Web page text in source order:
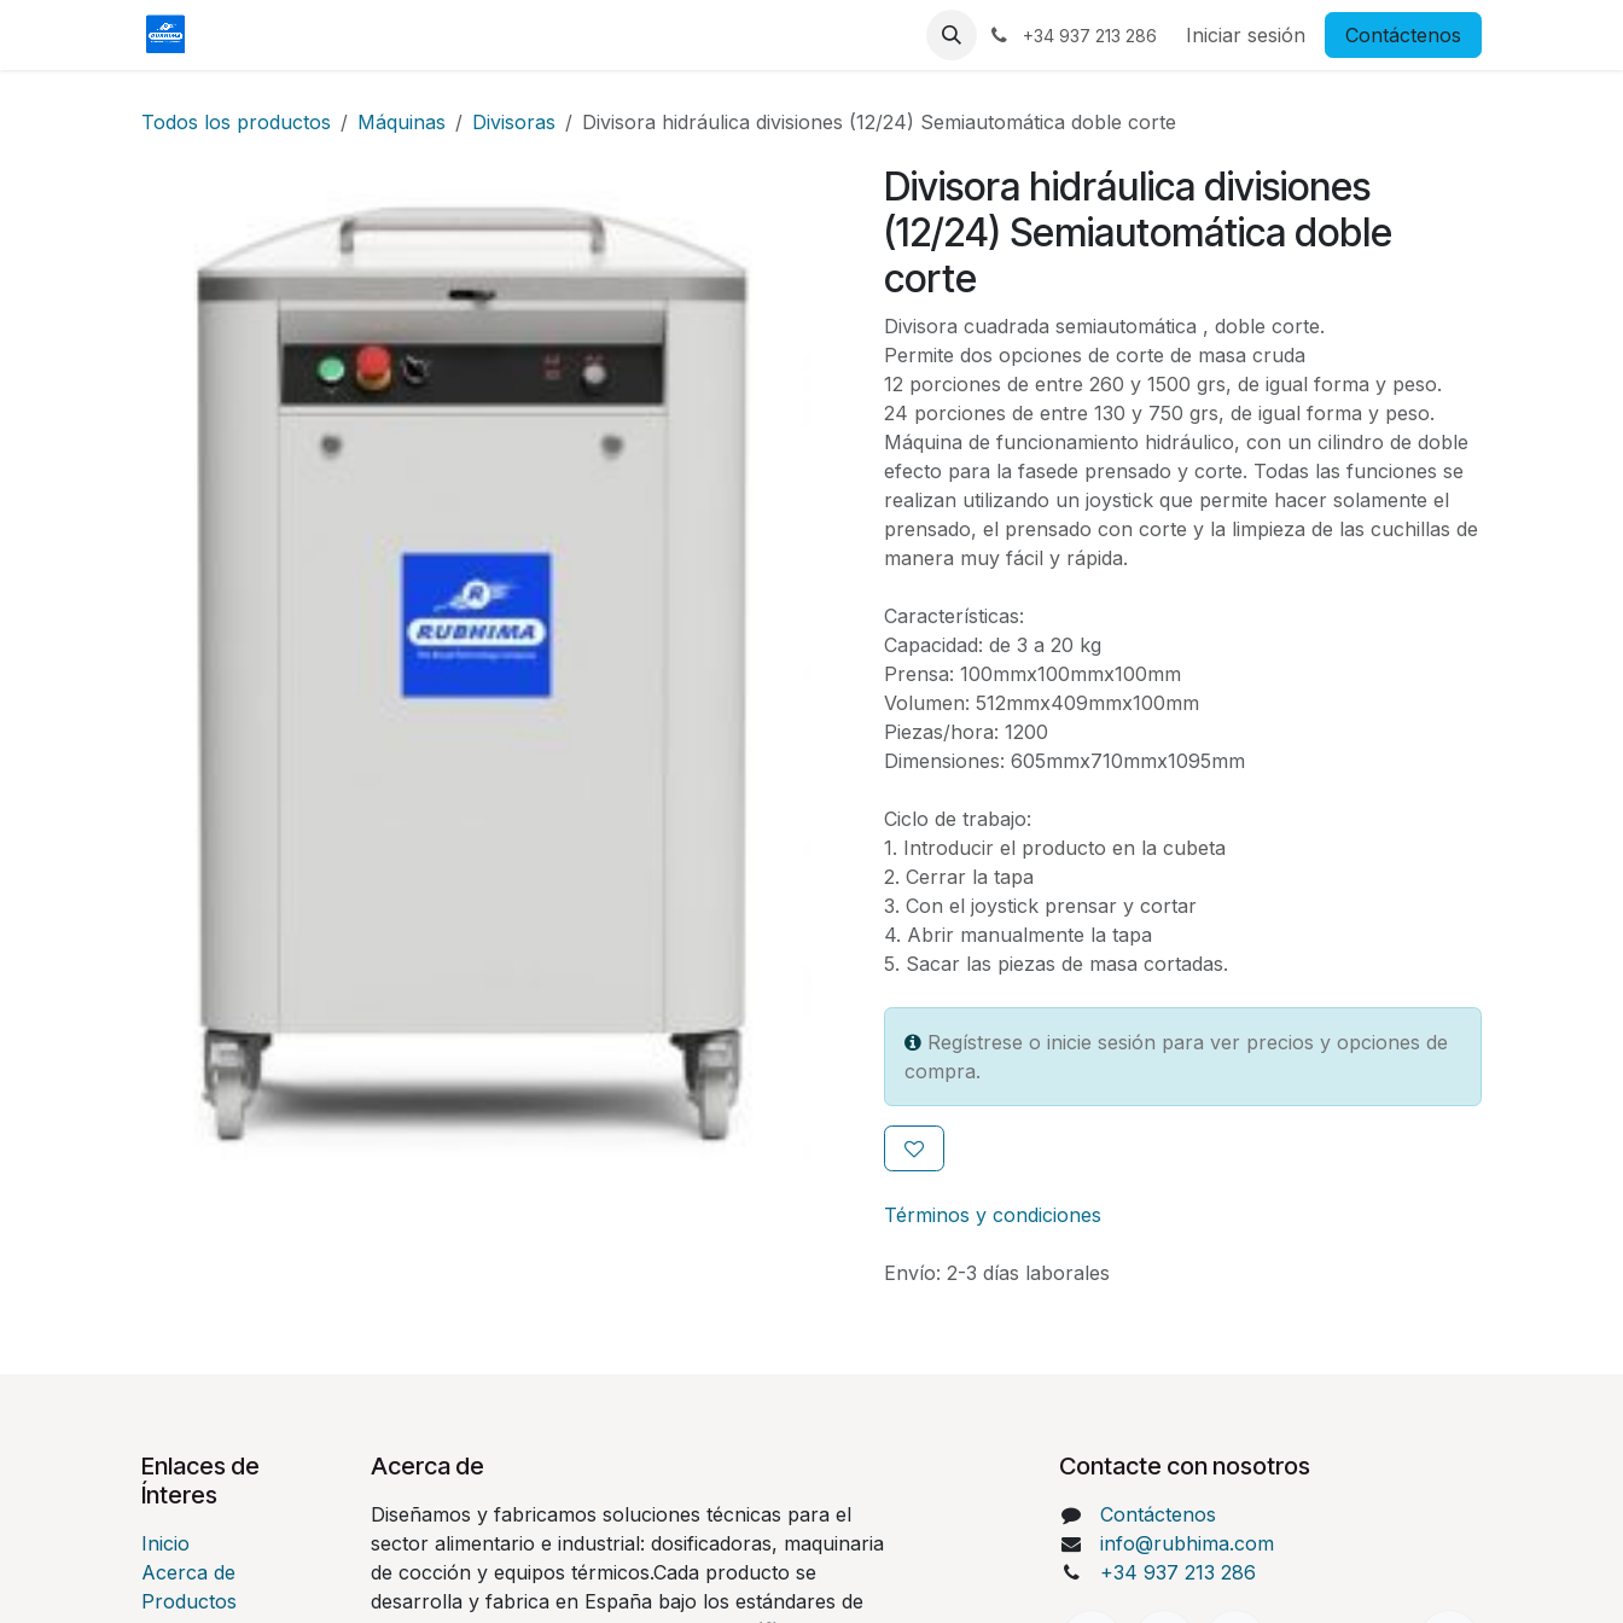
+34 937 213 286 Iniciar sesión Contáctenos
Todos los productos Máquinas Divisoras Divisora hidráulica divisiones (12/24) Semiautomática doble corte
Divisora hidráulica divisiones
(12/24) Semiautomática doble
corte
Divisora cuadrada semiautomática , doble corte.
Permite dos opciones de corte de masa cruda
12 porciones de entre 260 y 1500 grs, de igual forma y peso.
24 porciones de entre 130 y 750 grs, de igual forma y peso.
Máquina de funcionamiento hidráulico, con un cilindro de doble
efecto para la fasede prensado y corte. Todas las funciones se
realizan utilizando un joystick que permite hacer solamente el
prensado, el prensado con corte y la limpieza de las cuchillas de
manera muy fácil y rápida.
Características:
Capacidad: de 3 a 20 kg
Prensa: 100mmx100mmx100mm
Volumen: 512mmx409mmx100mm
Piezas/hora: 1200
Dimensiones: 605mmx710mmx1095mm
Ciclo de trabajo:
1. Introducir el producto en la cubeta
2. Cerrar la tapa
3. Con el joystick prensar y cortar
4. Abrir manualmente la tapa
5. Sacar las piezas de masa cortadas.
Regístrese o inicie sesión para ver precios y opciones de
compra.
Términos y condiciones
Envío: 2-3 días laborales
Enlaces de
Ínteres
Inicio
Acerca de
Productos
Acerca de
Diseñamos y fabricamos soluciones técnicas para el
sector alimentario e industrial: dosificadoras, maquinaria
de cocción y equipos térmicos.Cada producto se
desarrolla y fabrica en España bajo los estándares de
Contacte con nosotros
Contáctenos
info@rubhima.com
+34 937 213 286